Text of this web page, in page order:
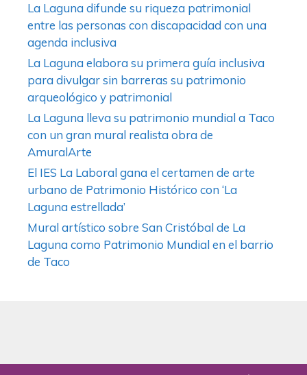
La Laguna difunde su riqueza patrimonial
entre las personas con discapacidad con una
agenda inclusiva
La Laguna elabora su primera guía inclusiva
para divulgar sin barreras su patrimonio
arqueológico y patrimonial
La Laguna lleva su patrimonio mundial a Taco
con un gran mural realista obra de
AmuralArte
El IES La Laboral gana el certamen de arte
urbano de Patrimonio Histórico con ‘La
Laguna estrellada’
Mural artístico sobre San Cristóbal de La
Laguna como Patrimonio Mundial en el barrio
de Taco